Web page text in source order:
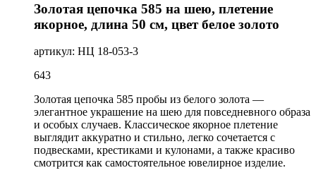
Золотая цепочка 585 на шею, плетение
якорное, длина 50 см, цвет белое золото
артикул: НЦ 18-053-3
643
Золотая цепочка 585 пробы из белого золота —
элегантное украшение на шею для повседневного образа
и особых случаев. Классическое якорное плетение
выглядит аккуратно и стильно, легко сочетается с
подвесками, крестиками и кулонами, а также красиво
смотрится как самостоятельное ювелирное изделие.